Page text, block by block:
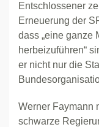
Entschlossener
Erneuerung der
dass „eine ganze
herbeizuführen“
er nicht nur die
Werner Faymann
schwarze